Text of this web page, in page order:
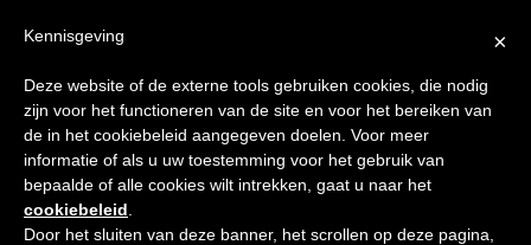
MENU
×
Kennisgeving
Deze website of de externe tools gebruiken cookies, die nodig
zijn voor het functioneren van de site en voor het bereiken van
de in het cookiebeleid aangegeven doelen. Voor meer
informatie of als u uw toestemming voor het gebruik van
bepaalde of alle cookies wilt intrekken, gaat u naar het
cookiebeleid
Door het sluiten van deze banner, het scrollen op deze pagina,